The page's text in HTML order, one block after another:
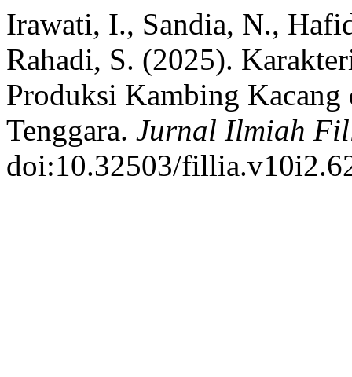
Irawati, I., Sandia, N.,
Rahadi, S. (2025).
Produksi Kambing
Tenggara. Jurnal Ilmiah
doi:10.32503/